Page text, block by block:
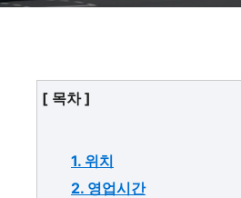
[ 목차 ]
1. 위치
2. 영업시간